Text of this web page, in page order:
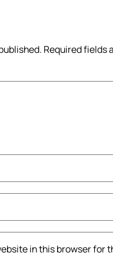
Required fields
in this browser for